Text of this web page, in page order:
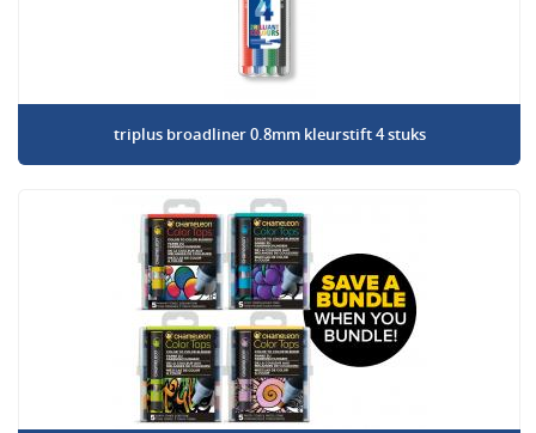
triplus broadliner 0.8mm kleurstift 4 stuks